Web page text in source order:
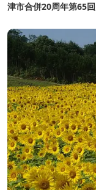
津市合併20周年第65